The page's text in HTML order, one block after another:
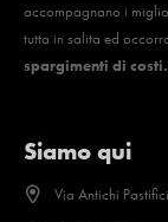
accompagnano i
tutta in salita ed
spargimenti di costi.
Siamo qui
Via Antichi